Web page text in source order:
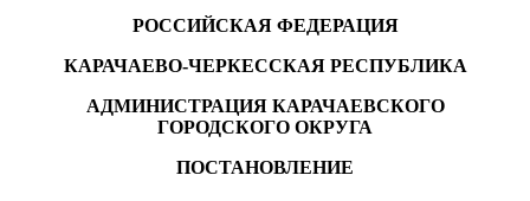
РОССИЙСКАЯ ФЕДЕРАЦИЯ
КАРАЧАЕВО-ЧЕРКЕССКАЯ РЕСПУБЛИКА
АДМИНИСТРАЦИЯ КАРАЧАЕВСКОГО
ГОРОДСКОГО ОКРУГА
ПОСТАНОВЛЕНИЕ